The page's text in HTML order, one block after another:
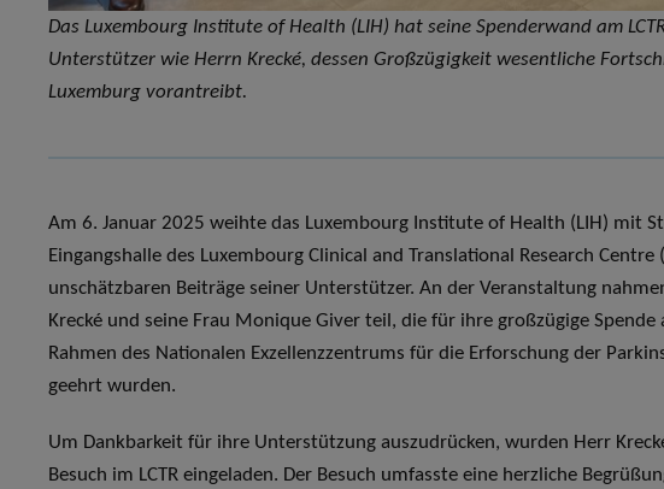
Das Luxembourg Institute of Health (LIH) hat seine Spenderwand am
Unterstützer wie Herrn Krecké, dessen Großzügigkeit wesentliche
Luxemburg vorantreibt.
Am 6. Januar 2025 weihte das Luxembourg Institute of Health (LIH) mit
Eingangshalle des Luxembourg Clinical and Translational Research
unschätzbaren Beiträge seiner Unterstützer. An der Veranstaltung
Krecké und seine Frau Monique Giver teil, die für ihre großzügige
Rahmen des Nationalen Exzellenzzentrums für die Erforschung der
geehrt wurden.
Um Dankbarkeit für ihre Unterstützung auszudrücken, wurden Herr
Besuch im LCTR eingeladen. Der Besuch umfasste eine herzliche